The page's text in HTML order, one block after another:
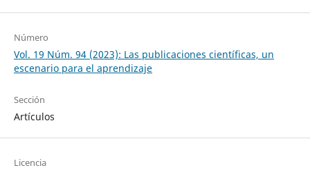
Número
Vol. 19 Núm. 94 (2023): Las publicaciones científicas, un
escenario para el aprendizaje
Sección
Artículos
Licencia